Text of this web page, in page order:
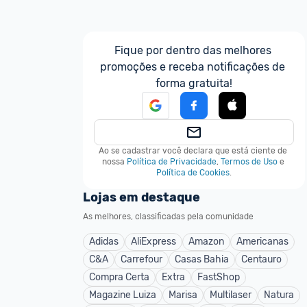
Fique por dentro das melhores
promoções e receba notificações de
forma gratuita!
Ao se cadastrar você declara que está ciente de
nossa Política de Privacidade, Termos de Uso e
Política de Cookies.
Lojas em destaque
As melhores, classificadas pela comunidade
Adidas AliExpress Amazon
Americanas
C&A
Carrefour Casas Bahia
Centauro
Compra Certa
Extra
FastShop
Magazine Luiza
Marisa Multilaser
Natura